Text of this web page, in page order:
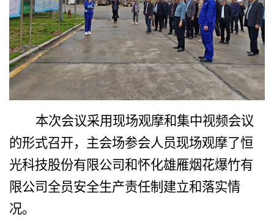
本次会议采用现场观摩和集中视频会议
的形式召开，主会场参会人员现场观摩了恒
光科技股份有限公司和怀化雄雁烟花爆竹有
限公司全员安全生产责任制建立和落实情
况。